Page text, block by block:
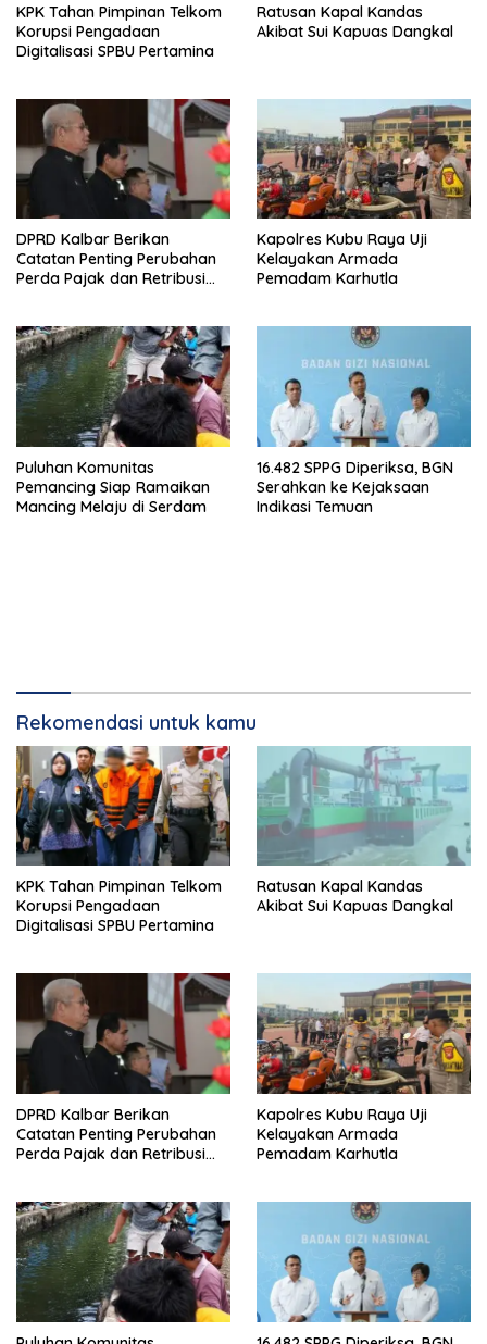
KPK Tahan Pimpinan Telkom
Korupsi Pengadaan
Digitalisasi SPBU Pertamina
Ratusan Kapal Kandas
Akibat Sui Kapuas Dangkal
DPRD Kalbar Berikan
Catatan Penting Perubahan
Perda Pajak dan Retribusi
Kapolres Kubu Raya Uji
Kelayakan Armada
Pemadam Karhutla
Puluhan Komunitas
Pemancing Siap Ramaikan
Mancing Melaju di Serdam
16.482 SPPG Diperiksa, BGN
Serahkan ke Kejaksaan
Indikasi Temuan
Rekomendasi untuk kamu
KPK Tahan Pimpinan Telkom
Korupsi Pengadaan
Digitalisasi SPBU Pertamina
Ratusan Kapal Kandas
Akibat Sui Kapuas Dangkal
DPRD Kalbar Berikan
Catatan Penting Perubahan
Perda Pajak dan Retribusi
Kapolres Kubu Raya Uji
Kelayakan Armada
Pemadam Karhutla